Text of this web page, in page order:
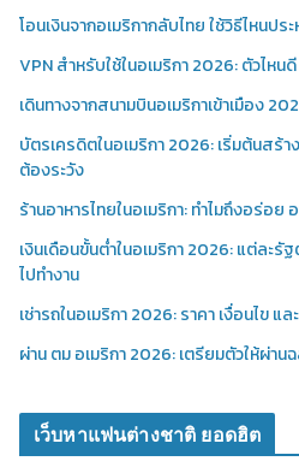
โอนเงินจากอเมริกากลับไทย ใช้วิธีไหนป
VPN สำหรับใช้ในอเมริกา 2026: ตัวไห
เดินทางจากสนามบินอเมริกาเข้าเมือง
บัตรเครดิตในอเมริกา 2026: เริ่มต้นสร้
ต้องระวัง
ร้านอาหารไทยในอเมริกา: ทำไมถึงอร่อย
เงินเดือนขั้นต่ำในอเมริกา 2026: แต่ละ
ไปทำงาน
เช่ารถในอเมริกา 2026: ราคา เงื่อนไข
ผ่าน ตม อเมริกา 2026: เตรียมตัวให้ผ่าน
เว็บหาแฟนต่างชาติ ยอดฮิต